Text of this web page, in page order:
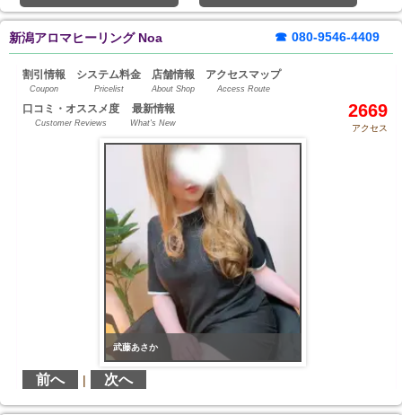
新潟アロマヒーリング Noa ☎ 080-9546-4409
割引情報
Coupon
システム料金
Pricelist
店舗情報
About Shop
アクセスマップ
Access Route
口コミ・オススメ度
Customer Reviews
最新情報
What's New
2669
アクセス
武藤あさか
前へ | 次へ